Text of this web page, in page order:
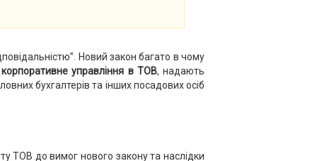
Новий закон багато в чому
корпоративне управління в ТОВ, надають
бухгалтерів та інших посадових осіб
ТОВ до вимог нового закону та наслідки